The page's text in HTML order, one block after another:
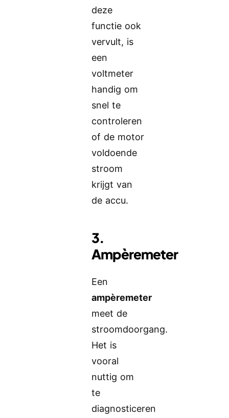
deze
functie ook
vervult, is
een
voltmeter
handig om
snel te
controleren
of de motor
voldoende
stroom
krijgt van
de accu.
3.
Ampèremeter
Een
ampèremeter
meet de
stroomdoorgang.
Het is
vooral
nuttig om
te
diagnosticeren